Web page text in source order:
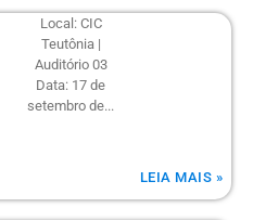
Local: CIC
Teutônia |
Auditório 03
Data: 17 de
setembro de...
LEIA MAIS »